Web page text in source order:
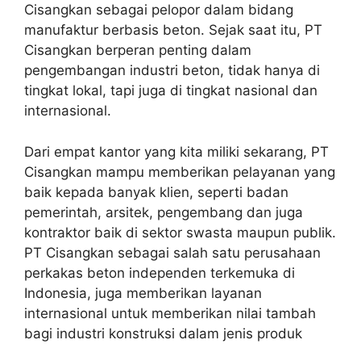
Cisangkan sebagai pelopor dalam bidang
manufaktur berbasis beton. Sejak saat itu, PT
Cisangkan berperan penting dalam
pengembangan industri beton, tidak hanya di
tingkat lokal, tapi juga di tingkat nasional dan
internasional.
Dari empat kantor yang kita miliki sekarang, PT
Cisangkan mampu memberikan pelayanan yang
baik kepada banyak klien, seperti badan
pemerintah, arsitek, pengembang dan juga
kontraktor baik di sektor swasta maupun publik.
PT Cisangkan sebagai salah satu perusahaan
perkakas beton independen terkemuka di
Indonesia, juga memberikan layanan
internasional untuk memberikan nilai tambah
bagi industri konstruksi dalam jenis produk